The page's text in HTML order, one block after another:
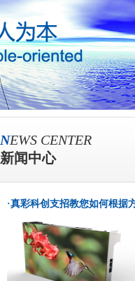
NEWS CENTER
新闻中心
·真彩科创支招教您如何根据